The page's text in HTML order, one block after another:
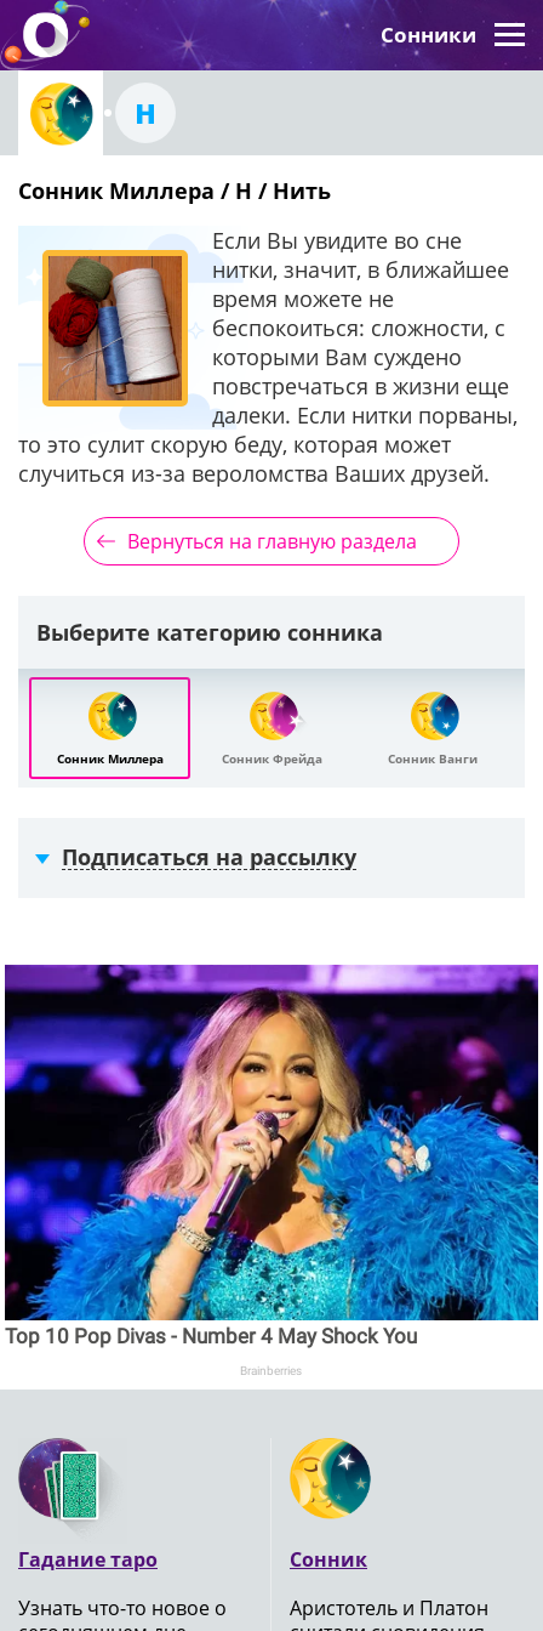
Сонники
Н
Сонник Миллера / Н / Нить
Если Вы увидите во сне
нитки, значит, в ближайшее
время можете не
беспокоиться: сложности, с
которыми Вам суждено
повстречаться в жизни еще
далеки. Если нитки порваны,
то это сулит скорую беду, которая может
случиться из-за вероломства Ваших друзей.
Вернуться на главную раздела
Выберите категорию сонника
Сонник Миллера Сонник Фрейда Сонник Ванги
Подписаться на рассылку
Top 10 Pop Divas - Number 4 May Shock You
Brainberries
Гадание таро
Узнать что-то новое о
Сонник
Аристотель и Платон